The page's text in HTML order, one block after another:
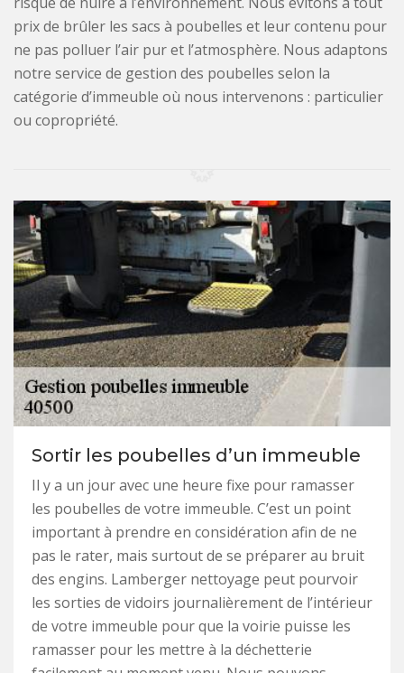
prix de brûler les sacs à poubelles et leur contenu pour
ne pas polluer l’air pur et l’atmosphère. Nous adaptons
notre service de gestion des poubelles selon la
catégorie d’immeuble où nous intervenons : particulier
ou copropriété.
Sortir les poubelles d’un immeuble
Il y a un jour avec une heure fixe pour ramasser
les poubelles de votre immeuble. C’est un point
important à prendre en considération afin de ne
pas le rater, mais surtout de se préparer au bruit
des engins. Lamberger nettoyage peut pourvoir
les sorties de vidoirs journalièrement de l’intérieur
de votre immeuble pour que la voirie puisse les
ramasser pour les mettre à la déchetterie